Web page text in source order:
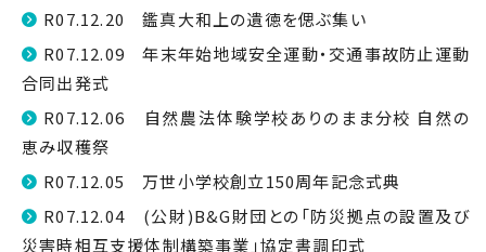
R07.12.20 鑑真大和上の遺徳を偲ぶ集い
R07.12.09 年末年始地域安全運動・交通事故防止運動
合同出発式
R07.12.06 自然農法体験学校ありのまま分校 自然の
恵み収穫祭
R07.12.05 万世小学校創立150周年記念式典
R07.12.04 (公財)B&G財団との「防災拠点の設置及び
災害時相互支援体制構築事業」協定書調印式